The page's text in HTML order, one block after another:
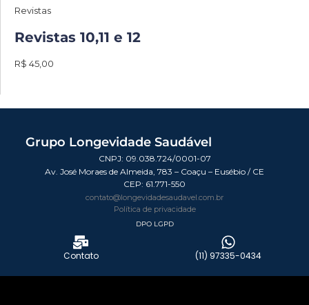
Revistas
Revistas 10,11 e 12
R$ 45,00
Grupo Longevidade Saudável
CNPJ: 09.038.724/0001-07
Av. José Moraes de Almeida, 783 – Coaçu – Eusébio / CE
CEP: 61.771-550
contato@longevidadesaudavel.com.br
Política de privacidade
DPO LGPD
Contato (11) 97335-0434